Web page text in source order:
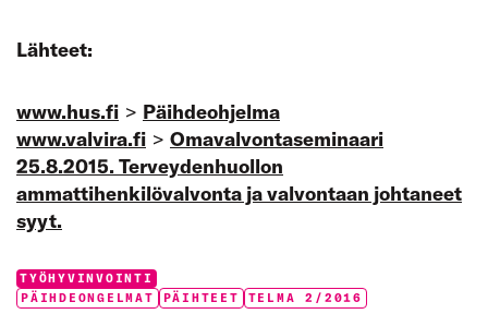
Lähteet:
www.hus.fi > Päihdeohjelma
www.valvira.fi > Omavalvontaseminaari
25.8.2015. Terveydenhuollon
ammattihenkilövalvonta ja valvontaan johtaneet
syyt.
Categories:
TYÖHYVINVOINTI
Tags:
PÄIHDEONGELMAT PÄIHTEET TELMA 2/2016